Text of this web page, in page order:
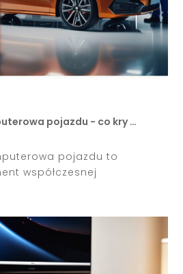
pojazdu - co kry …
pojazdu to
współczesnej